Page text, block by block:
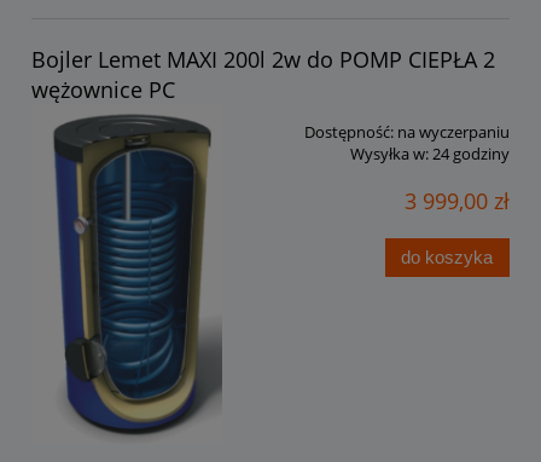
Bojler Lemet MAXI 200l 2w do POMP CIEPŁA 2
wężownice PC
Dostępność: na wyczerpaniu
Wysyłka w:24 godziny
3 999,00 zł
do koszyka